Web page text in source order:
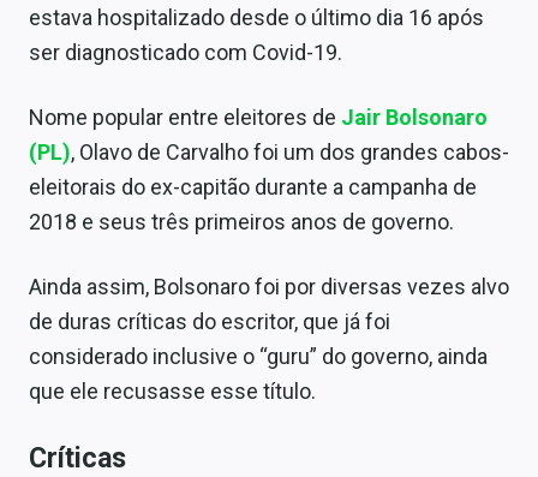
Contato
estava hospitalizado desde o último dia 16 após
ser diagnosticado com Covid-19.
Nome popular entre eleitores de Jair Bolsonaro
(PL), Olavo de Carvalho foi um dos grandes cabos-
eleitorais do ex-capitão durante a campanha de
2018 e seus três primeiros anos de governo.
Ainda assim, Bolsonaro foi por diversas vezes alvo
de duras críticas do escritor, que já foi
considerado inclusive o “guru” do governo, ainda
que ele recusasse esse título.
Críticas